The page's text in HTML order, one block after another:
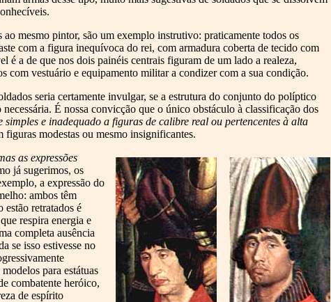
mesmo pintor, são um exemplo instrutivo: praticamente todos os
com a figura inequívoca do rei, com armadura coberta de tecido com
é a de que nos dois painéis centrais figuram de um lado a realeza,
com vestuário e equipamento militar a condizer com a sua condição.
seria certamente invulgar, se a estrutura do conjunto do políptico
É nossa convicção que o único obstáculo à classificação dos
simples e inadequado a figuras de calibre real ou pertencentes à alta
figuras modestas ou mesmo insignificantes.
as expressões
já sugerimos, os
a expressão do
ambos têm
retratados é
respira energia e
completa ausência
se isso estivesse no
para estátuas
combatente heróico,
de espírito